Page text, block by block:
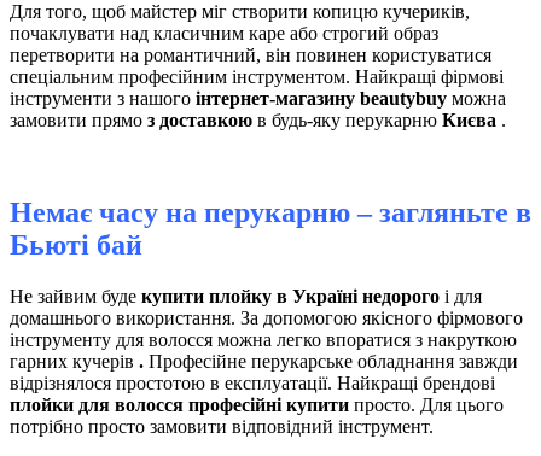
Для того, щоб майстер міг створити копицю кучериків,
почаклувати над класичним каре або строгий образ
перетворити на романтичний, він повинен користуватися
спеціальним професійним інструментом. Найкращі фірмові
інструменти з нашого інтернет-магазину beautybuy можна
замовити прямо з доставкою в будь-яку перукарню Києва .
Немає часу на перукарню – загляньте в
Бьюті бай
Не зайвим буде купити плойку в Україні недорого і для
домашнього використання. За допомогою якісного фірмового
інструменту для волосся можна легко впоратися з накруткою
гарних кучерів . Професійне перукарське обладнання завжди
відрізнялося простотою в експлуатації. Найкращі брендові
плойки для волосся професійні купити просто. Для цього
потрібно просто замовити відповідний інструмент.